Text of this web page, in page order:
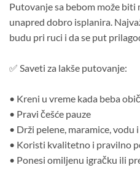
Putovanje sa bebom može
unapred dobro isplanira.
budu pri ruci i da se put
✅ Saveti za lakše putovanje:
• Kreni u vreme kada beba
• Pravi češće pauze
• Drži pelene, maramice, vodu
• Koristi kvalitetno i pravilno
• Ponesi omiljenu igračku ili